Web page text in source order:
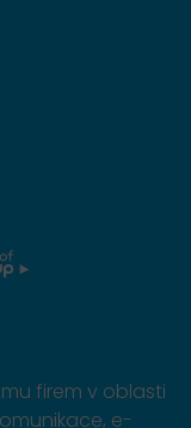
firem v oblasti
e-